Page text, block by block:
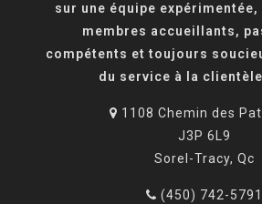
sur une équipe
membres accueillants,
compétents et toujours
du service à la
1108 Chemin des
J3P 6L9
Sorel-Tracy, Qc
(450) 742-5791